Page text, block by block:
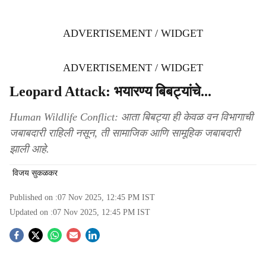
ADVERTISEMENT / WIDGET
ADVERTISEMENT / WIDGET
Leopard Attack: भयारण्य बिबट्यांचे...
Human Wildlife Conflict: आता बिबट्या ही केवळ वन विभागाची
जबाबदारी राहिली नसून, ती सामाजिक आणि सामूहिक जबाबदारी
झाली आहे.
विजय सुकळकर
Published on :07 Nov 2025, 12:45 PM IST
Updated on :07 Nov 2025, 12:45 PM IST
S